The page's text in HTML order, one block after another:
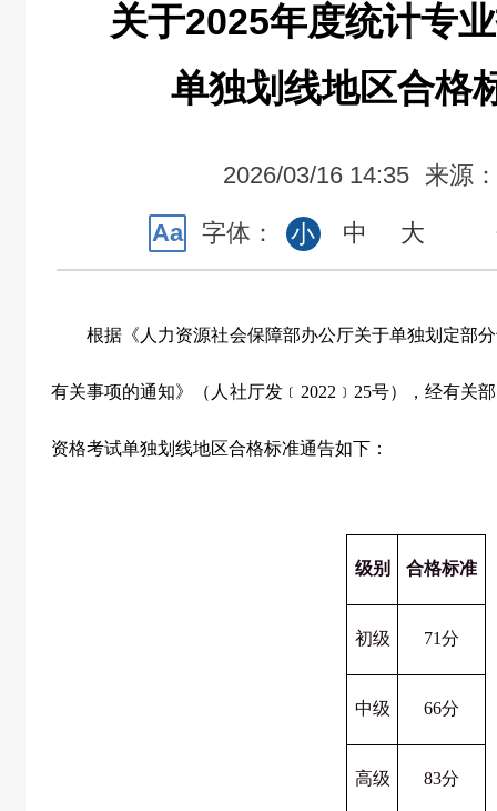
关于2025年度统计专
单独划线地区合格
2026/03/16 14:35 来源
Aa 字体： 小 中 大
根据《人力资源社会保障部办公厅关于单独划定部分
有关事项的通知》（人社厅发﹝ 2022 ﹞ 25号），经有关
资格考试单独划线地区合格标准通告如下：
级别 合格标准
初级 71分
中级 66分
高级 83分